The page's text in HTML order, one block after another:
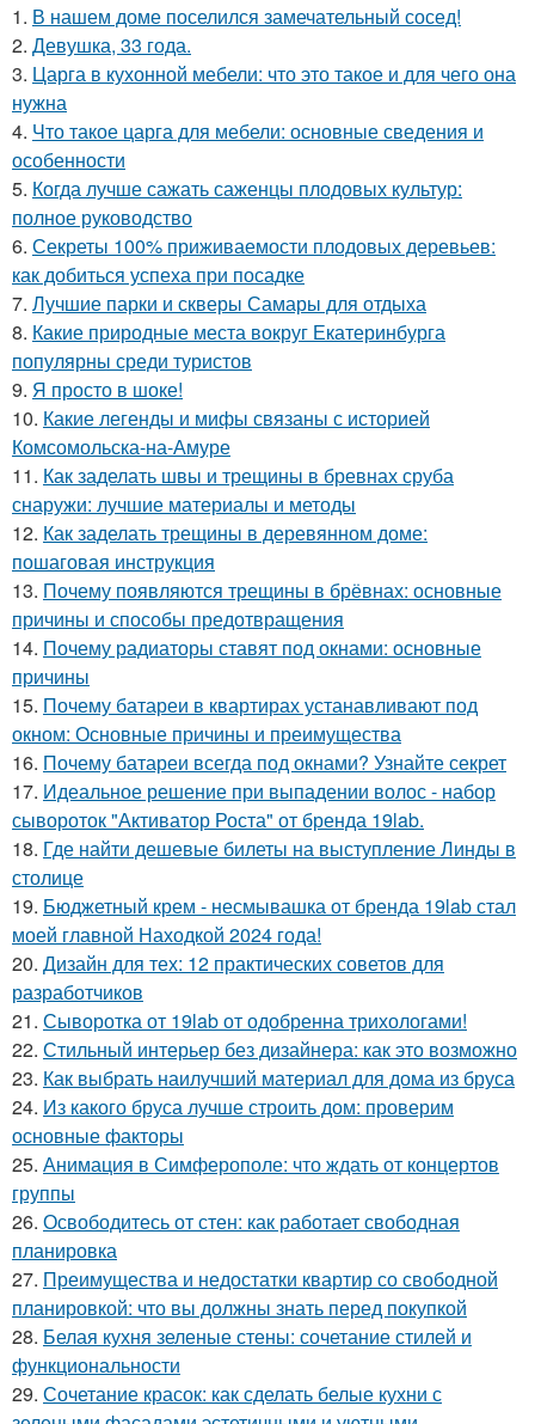
1. В нашем доме поселился замечательный сосед!
2. Девушка, 33 года.
3. Царга в кухонной мебели: что это такое и для чего она
нужна
4. Что такое царга для мебели: основные сведения и
особенности
5. Когда лучше сажать саженцы плодовых культур:
полное руководство
6. Секреты 100% приживаемости плодовых деревьев:
как добиться успеха при посадке
7. Лучшие парки и скверы Самары для отдыха
8. Какие природные места вокруг Екатеринбурга
популярны среди туристов
9. Я просто в шоке!
10. Какие легенды и мифы связаны с историей
Комсомольска-на-Амуре
11. Как заделать швы и трещины в бревнах сруба
снаружи: лучшие материалы и методы
12. Как заделать трещины в деревянном доме:
пошаговая инструкция
13. Почему появляются трещины в брёвнах: основные
причины и способы предотвращения
14. Почему радиаторы ставят под окнами: основные
причины
15. Почему батареи в квартирах устанавливают под
окном: Основные причины и преимущества
16. Почему батареи всегда под окнами? Узнайте секрет
17. Идеальное решение при выпадении волос - набор
сывороток "Активатор Роста" от бренда 19lab.
18. Где найти дешевые билеты на выступление Линды в
столице
19. Бюджетный крем - несмывашка от бренда 19lab стал
моей главной Находкой 2024 года!
20. Дизайн для тех: 12 практических советов для
разработчиков
21. Сыворотка от 19lab от одобренна трихологами!
22. Стильный интерьер без дизайнера: как это возможно
23. Как выбрать наилучший материал для дома из бруса
24. Из какого бруса лучше строить дом: проверим
основные факторы
25. Анимация в Симферополе: что ждать от концертов
группы
26. Освободитесь от стен: как работает свободная
планировка
27. Преимущества и недостатки квартир со свободной
планировкой: что вы должны знать перед покупкой
28. Белая кухня зеленые стены: сочетание стилей и
функциональности
29. Сочетание красок: как сделать белые кухни с